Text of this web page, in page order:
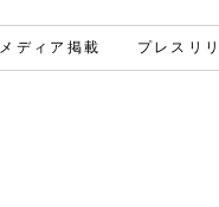
メディア掲載 プレスリ